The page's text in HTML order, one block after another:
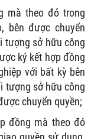
mà theo đó trong
bên được chuyển
tượng sở hữu công
ký kết hợp đồng
với bất kỳ bên
tượng sở hữu công
chuyển quyền;
đồng mà theo đó